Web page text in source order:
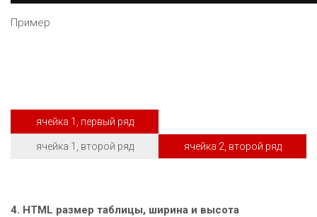
Пример
ячейка 1, первый ряд
ячейка 1, второй ряд ячейка 2, второй ряд
4. HTML размер таблицы, ширина и высота